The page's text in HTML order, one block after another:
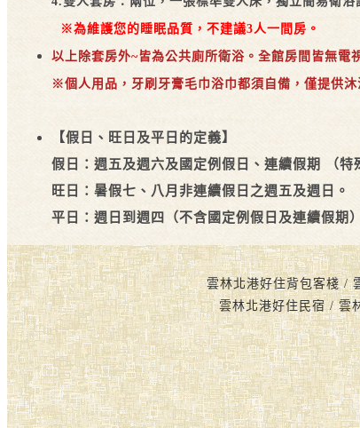
※為維護您的睡眠品質，不建議3人一間房。
以上除套房外~皆為公共廁所衛浴。全館房間皆無電
※個人用品，牙刷牙膏毛巾浴巾都須自備，僅提供沐
【假日、旺日及平日的定義】
假日：週五及週六及國定例假日、連續假期 （特
旺日：暑假七、八月非連續假日之週五及週日。
平日：週日到週四（不含國定例假日及連續假期）
雲林北港好住背包客棧 /
雲林北港好住民宿 / 雲